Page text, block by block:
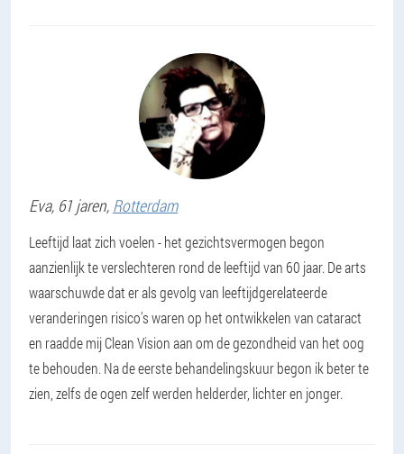
Eva, 61 jaren, Rotterdam
Leeftijd laat zich voelen - het gezichtsvermogen begon
aanzienlijk te verslechteren rond de leeftijd van 60 jaar. De arts
waarschuwde dat er als gevolg van leeftijdgerelateerde
veranderingen risico's waren op het ontwikkelen van cataract
en raadde mij Clean Vision aan om de gezondheid van het oog
te behouden. Na de eerste behandelingskuur begon ik beter te
zien, zelfs de ogen zelf werden helderder, lichter en jonger.